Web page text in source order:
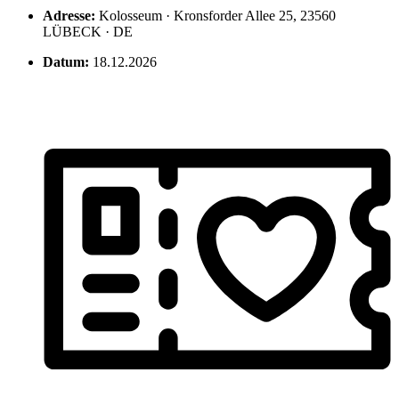
Adresse: Kolosseum · Kronsforder Allee 25, 23560
LÜBECK · DE
Datum: 18.12.2026